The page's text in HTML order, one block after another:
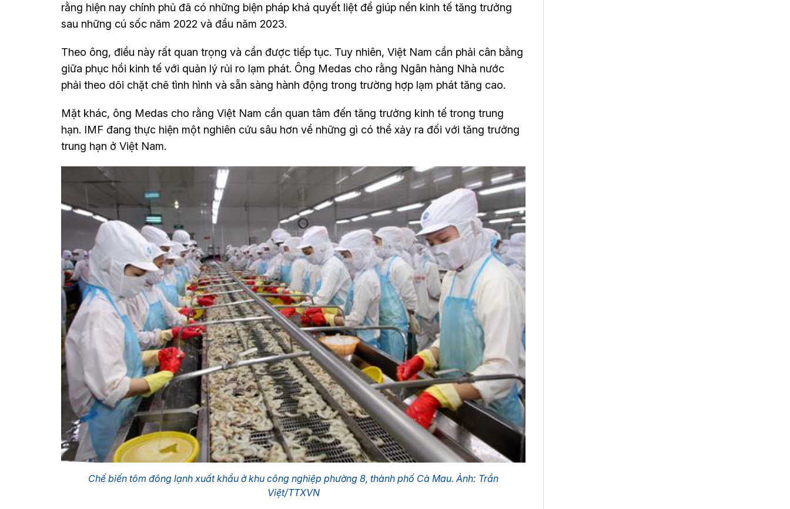
rằng hiện nay chính phủ đã có những biện pháp khá quyết liệt để giúp nền kinh tế tăng trưởng
sau những cú sốc năm 2022 và đầu năm 2023.
Theo ông, điều này rất quan trọng và cần được tiếp tục. Tuy nhiên, Việt Nam cần phải cân bằng
giữa phục hồi kinh tế với quản lý rủi ro lạm phát. Ông Medas cho rằng Ngân hàng Nhà nước
phải theo dõi chặt chẽ tình hình và sẵn sàng hành động trong trường hợp lạm phát tăng cao.
Mặt khác, ông Medas cho rằng Việt Nam cần quan tâm đến tăng trưởng kinh tế trong trung
hạn. IMF đang thực hiện một nghiên cứu sâu hơn về những gì có thể xảy ra đối với tăng trưởng
trung hạn ở Việt Nam.
Chế biến tôm đông lạnh xuất khẩu ở khu công nghiệp phường 8, thành phố Cà Mau. Ảnh: Trần
Việt/TTXVN